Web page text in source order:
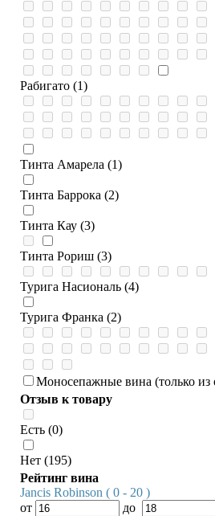
Рабигато (1)
Тинта Амарела (1)
Тинта Баррока (2)
Тинта Кау (3)
Тинта Рориш (3)
Турига Насиональ (4)
Турига Франка (2)
Моносепажные вина (только из
Отзыв к товару
Есть (0)
Нет (195)
Рейтинг вина
Jancis Robinson ( 0 - 20 )
от
до